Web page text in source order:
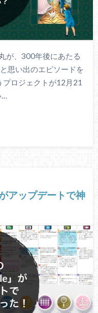
が、300年後にあたる
思い出のエピソードを
ロジェクトが12月21
…
アップデートで神